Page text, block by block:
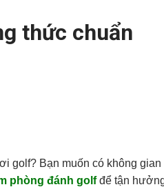
thức chuẩn
golf? Bạn muốn có không
phòng đánh golf để tận